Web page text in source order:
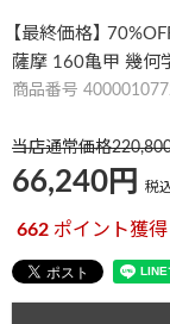
【最終価格】
薩摩 160亀甲 幾何
商品番号
当店通常価格
66,240 税
662 ポイント獲得